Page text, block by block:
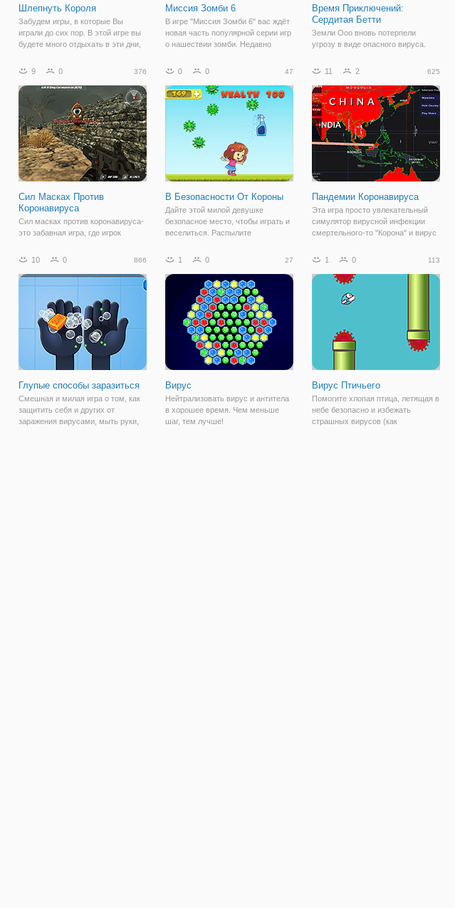
Шлепнуть Короля
Забудем игры, в которые Вы
играли до сих пор. В этой игре вы
будете много отдыхать в эти дни,
эпидемии вирусов короны.
чтобы стать лучшим гулящая. Чем
больше
Миссия Зомби 6
В игре "Миссия Зомби 6" вас ждёт
новая часть популярной серии игр
о нашествии зомби. Недавно
Теперь человечеству грозит
охваченные вирусом
превращались в кровожадных
Время Приключений:
Сердитая Бетти
Земли Ооо вновь потерпели
угрозу в виде опасного вируса.
не столкнуться с этим
Снежного Короля повезло меньше.
Теперь она инфицирована, но
принцесса
9 0 376
Сил Масках Против
Коронавируса
Сил масках против коронавируса-
это забавная игра, где игрок
игре есть 4 режима игры: убить,
и выживания.
0 0 47
В Безопасности От Короны
Дайте этой милой девушке
безопасное место, чтобы играть и
веселиться. Распылите
чтобы уничтожить коронавирус
часто мойте руки и носите
защитные средства, хорошо
11 2 625
Пандемии Коронавируса
Эта игра просто увлекательный
симулятор вирусной инфекции
смертельного-то "Корона" и вирус
цель-заразить весь мир вирусом
модернизации мутации на
10 0 866
Глупые способы заразиться
Смешная и милая игра о том, как
защитить себя и других от
заражения вирусами, мыть руки,
1 0 27
Вирус
Нейтрализовать вирус и антитела
в хорошее время. Чем меньше
шаг, тем лучше!
1 0 113
Вирус Птичьего
Помогите хлопая птица, летящая в
небе безопасно и избежать
страшных вирусов (как